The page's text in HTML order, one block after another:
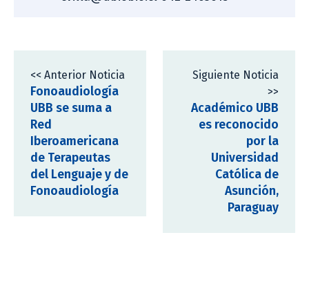
<< Anterior Noticia
Fonoaudiología
UBB se suma a
Red
Iberoamericana
de Terapeutas
del Lenguaje y de
Fonoaudiología
Siguiente Noticia
>>
Académico UBB
es reconocido
por la
Universidad
Católica de
Asunción,
Paraguay